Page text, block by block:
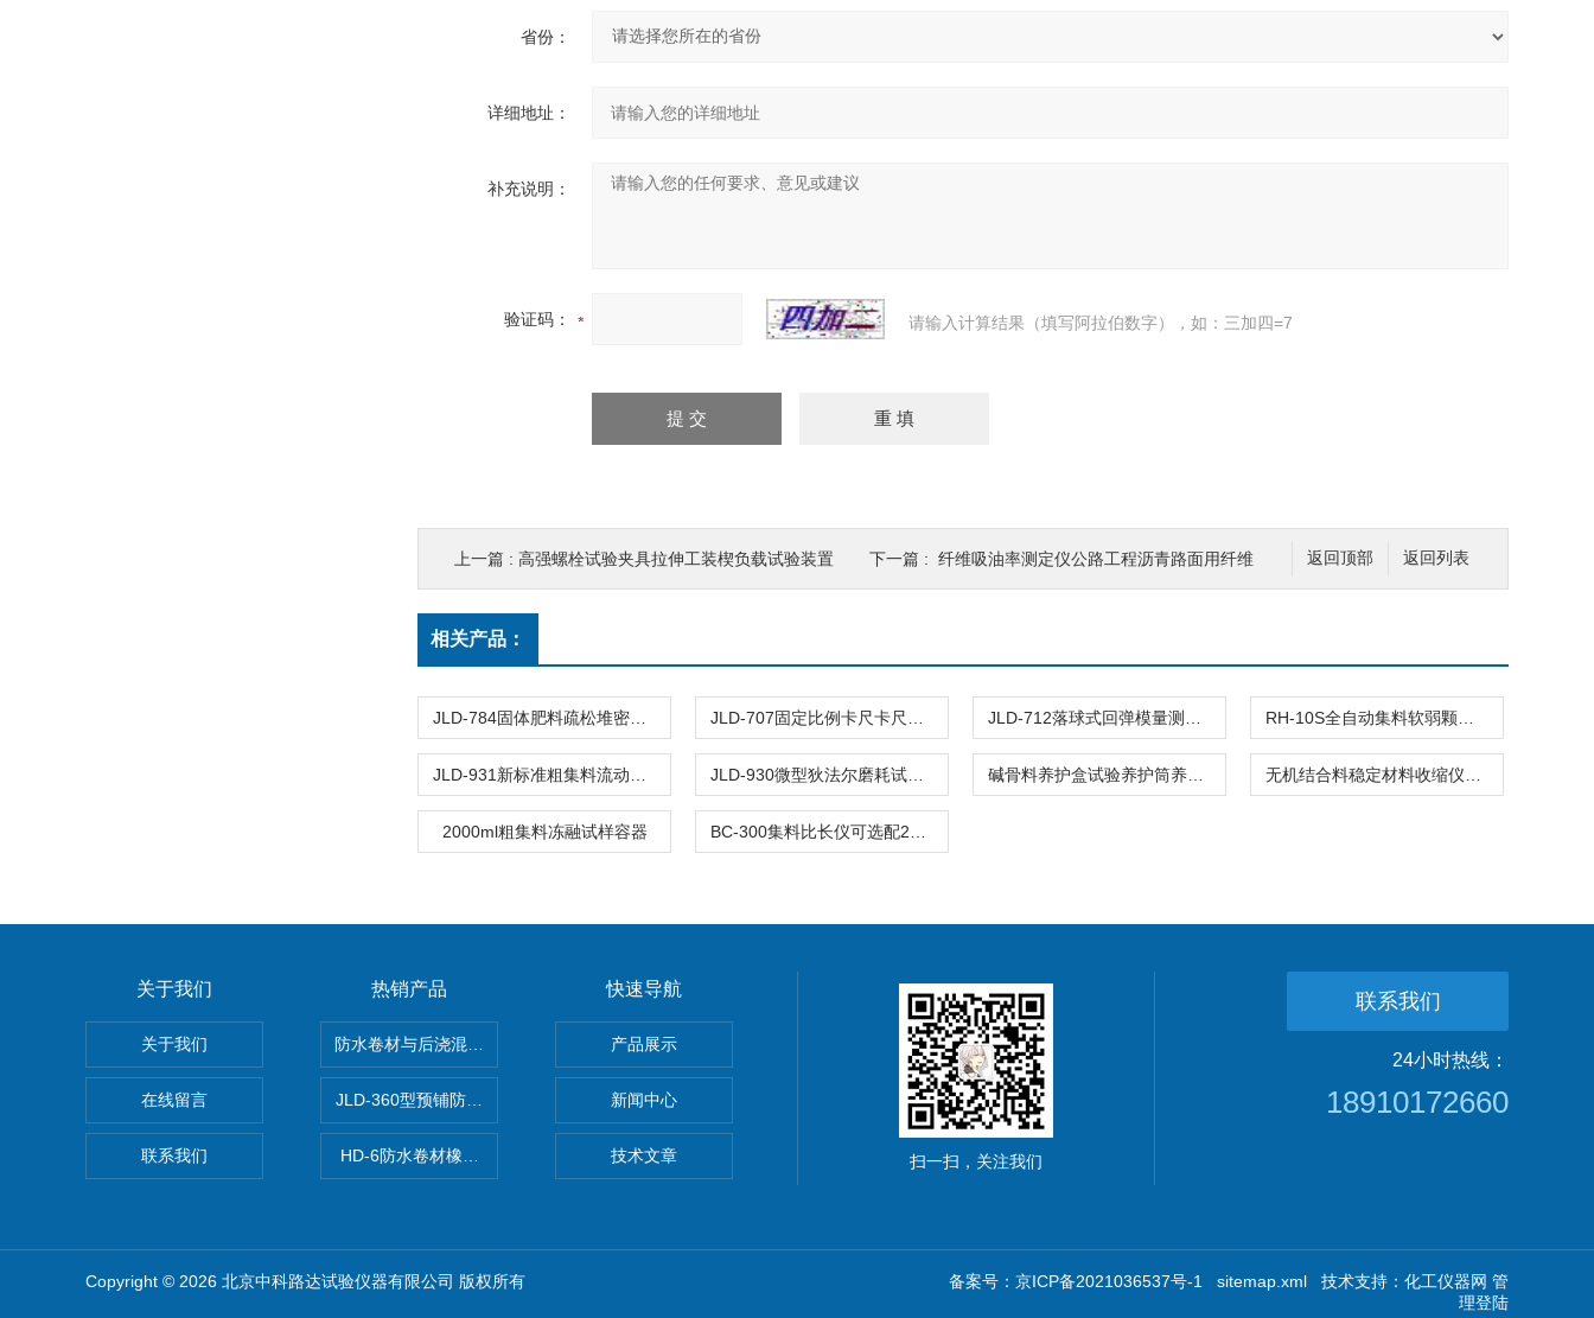
省份：
详细地址：
补充说明：
验证码： 请输入计算结果（填写阿拉伯数字），如：三加四=7
返回列表
返回顶部
上一篇 : 高强螺栓试验夹具拉伸工装楔负载试验装置 下一篇 : 纤维吸油率测定仪公路工程沥青路面用纤维
相关产品：
2000ml粗集料冻融试样容器
关于我们
关于我们
在线留言
联系我们
热销产品
防水卷材与后浇混凝土剥离强度试验夹具
JLD-360型预铺防水卷材抗冲击性能试验仪
HD-6防水卷材橡胶测厚仪
快速导航
产品展示
新闻中心
技术文章 扫一扫，关注我们
联系我们
24小时热线：
18910172660
Copyright © 2026 北京中科路达试验仪器有限公司 版权所有 备案号：京ICP备2021036537号-1 sitemap.xml 技术支持： 化工仪器网 管
理登陆